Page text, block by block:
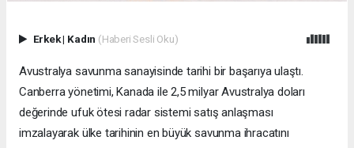
Erkek| Kadın (Haberi Sesli Oku)
Avustralya savunma sanayisinde tarihi bir başarıya ulaştı.
Canberra yönetimi, Kanada ile 2,5 milyar Avustralya doları
değerinde ufuk ötesi radar sistemi satış anlaşması
imzalayarak ülke tarihinin en büyük savunma ihracatını